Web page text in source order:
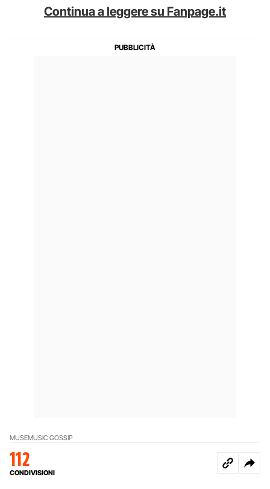
Continua a leggere su Fanpage.it
MUSEMUSIC GOSSIP
112
CONDIVISIONI